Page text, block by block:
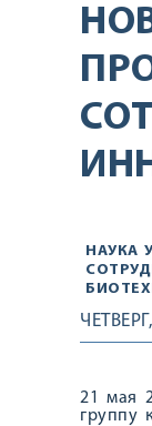
НАУКА
21 мая
группу